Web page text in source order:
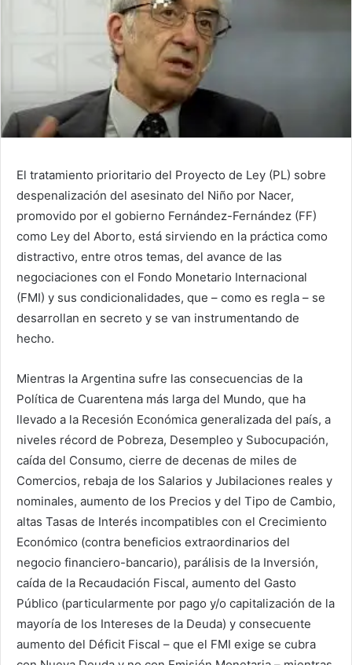
El tratamiento prioritario del Proyecto de Ley (PL) sobre
despenalización del asesinato del Niño por Nacer,
promovido por el gobierno Fernández-Fernández (FF)
como Ley del Aborto, está sirviendo en la práctica como
distractivo, entre otros temas, del avance de las
negociaciones con el Fondo Monetario Internacional
(FMI) y sus condicionalidades, que – como es regla – se
desarrollan en secreto y se van instrumentando de
hecho.
Mientras la Argentina sufre las consecuencias de la
Política de Cuarentena más larga del Mundo, que ha
llevado a la Recesión Económica generalizada del país, a
niveles récord de Pobreza, Desempleo y Subocupación,
caída del Consumo, cierre de decenas de miles de
Comercios, rebaja de los Salarios y Jubilaciones reales y
nominales, aumento de los Precios y del Tipo de Cambio,
altas Tasas de Interés incompatibles con el Crecimiento
Económico (contra beneficios extraordinarios del
negocio financiero-bancario), parálisis de la Inversión,
caída de la Recaudación Fiscal, aumento del Gasto
Público (particularmente por pago y/o capitalización de la
mayoría de los Intereses de la Deuda) y consecuente
aumento del Déficit Fiscal – que el FMI exige se cubra